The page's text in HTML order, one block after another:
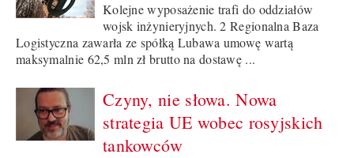
Kolejne wyposażenie trafi do oddziałów
wojsk inżynieryjnych. 2 Regionalna Baza
Logistyczna zawarła ze spółką Lubawa umowę wartą
maksymalnie 62,5 mln zł brutto na dostawę ...
Czyny, nie słowa. Nowa
strategia UE wobec rosyjskich
tankowców